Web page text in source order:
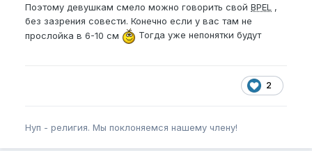
Поэтому девушкам смело можно говорить свой BPEL
,
без зазрения совести. Конечно если у вас там не
прослойка в 6-10 см
Тогда уже непонятки будут
2
Нуп - религия. Мы поклоняемся нашему члену!